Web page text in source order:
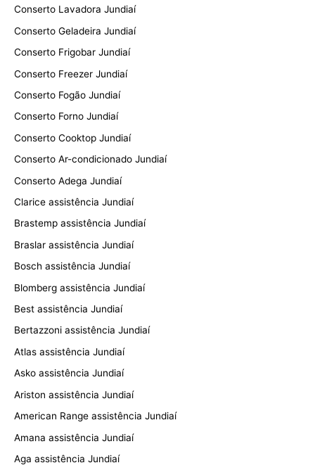
Conserto Lavadora Jundiaí
Conserto Geladeira Jundiaí
Conserto Frigobar Jundiaí
Conserto Freezer Jundiaí
Conserto Fogão Jundiaí
Conserto Forno Jundiaí
Conserto Cooktop Jundiaí
Conserto Ar-condicionado Jundiaí
Conserto Adega Jundiaí
Clarice assistência Jundiaí
Brastemp assistência Jundiaí
Braslar assistência Jundiaí
Bosch assistência Jundiaí
Blomberg assistência Jundiaí
Best assistência Jundiaí
Bertazzoni assistência Jundiaí
Atlas assistência Jundiaí
Asko assistência Jundiaí
Ariston assistência Jundiaí
American Range assistência Jundiaí
Amana assistência Jundiaí
Aga assistência Jundiaí